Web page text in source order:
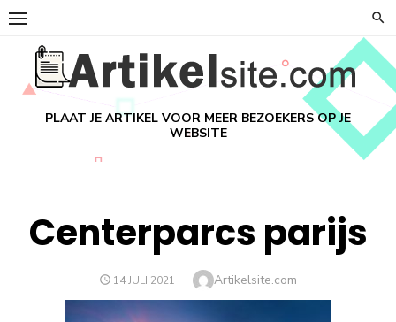
Ga
inhoud
PLAAT JE ARTIKEL VOOR MEER BEZOEKERS OP JE
WEBSITE
Centerparcs parijs
GEPLAATST
14 JULI 2021 Auteur
Artikelsite.com